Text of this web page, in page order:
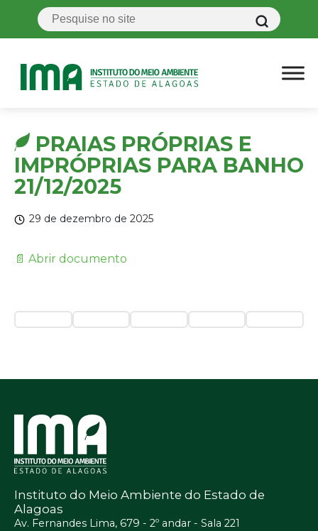
PRAIAS PRÓPRIAS E
IMPRÓPRIAS PARA BANHO
21/12/2025
29 de dezembro de 2025
📄 Abrir documento
Instituto do Meio Ambiente do Estado de
Alagoas
Av. Fernandes Lima, 679 - 2º andar - Sala 221